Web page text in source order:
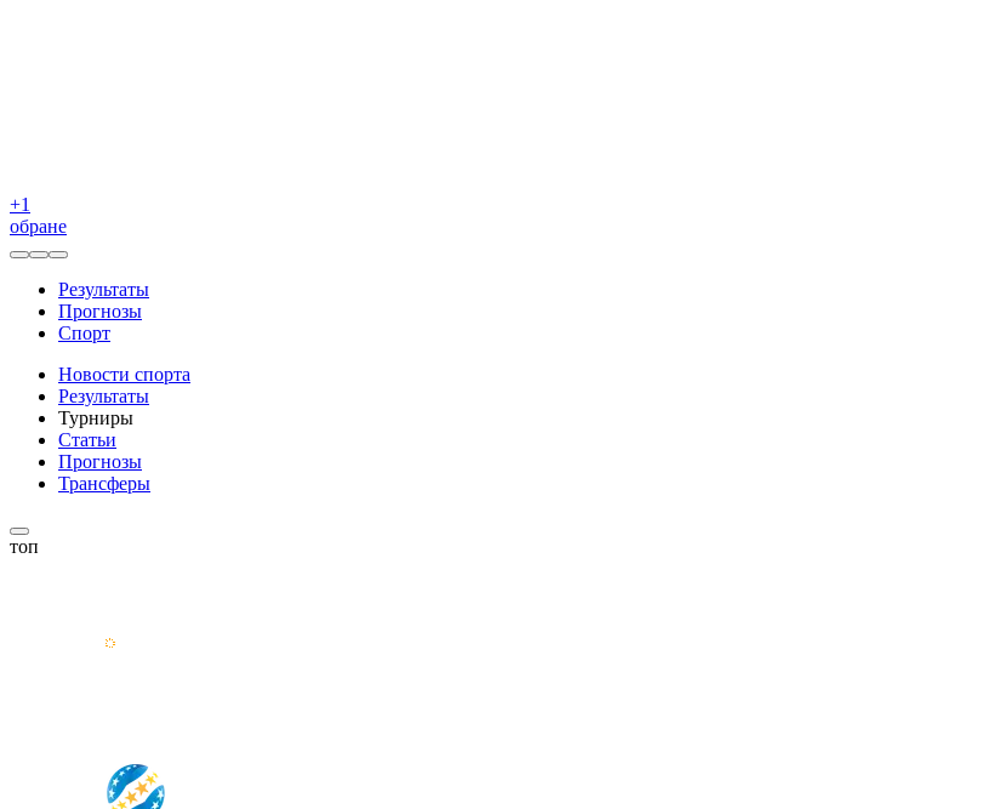
+1
обране
Результаты
Прогнозы
Спорт
Новости спорта
Результаты
Турниры
Статьи
Прогнозы
Трансферы
топ